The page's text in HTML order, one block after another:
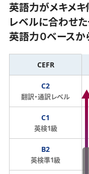
英語力がメキメキ
レベルに合わせた
英語力０ベースか
CEFR
C2
翻訳・通訳レベル
C1
英検1級
B2
英検準1級